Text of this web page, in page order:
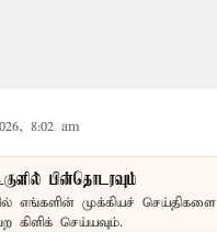
8:02 am
பின்தொடரவும்
எங்களின் முக்கியச் செய்திகளை
கிளிக் செய்யவும்.